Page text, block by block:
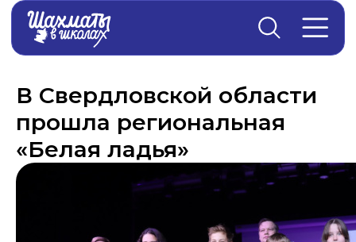
В Свердловской области
прошла региональная
«Белая ладья»